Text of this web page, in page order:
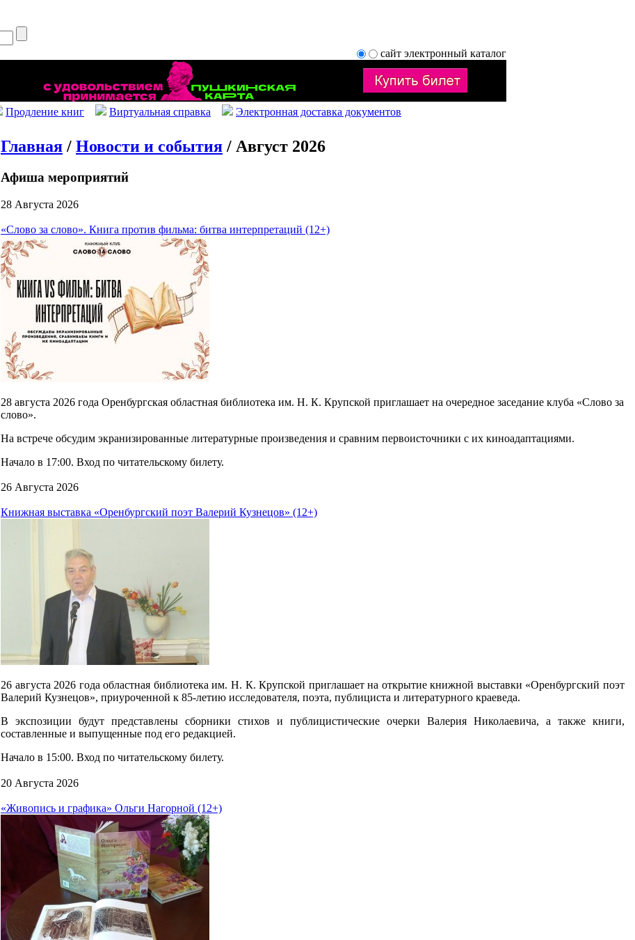
сайт электронный каталог
Продление книг Виртуальная справка Электронная доставка документов
Главная / Новости и события / Август 2026
Афиша мероприятий
28 Августа 2026
«Слово за слово». Книга против фильма: битва интерпретаций (12+)
28 августа 2026 года Оренбургская областная библиотека им. Н. К. Крупской приглашает на очередное заседание клуба «Слово за
слово».
На встрече обсудим экранизированные литературные произведения и сравним первоисточники с их киноадаптациями.
Начало в 17:00. Вход по читательскому билету.
26 Августа 2026
Книжная выставка «Оренбургский поэт Валерий Кузнецов» (12+)
26 августа 2026 года областная библиотека им. Н. К. Крупской приглашает на открытие книжной выставки «Оренбургский поэт
Валерий Кузнецов», приуроченной к 85-летию исследователя, поэта, публициста и литературного краеведа.
В экспозиции будут представлены сборники стихов и публицистические очерки Валерия Николаевича, а также книги,
составленные и выпущенные под его редакцией.
Начало в 15:00. Вход по читательскому билету.
20 Августа 2026
«Живопись и графика» Ольги Нагорной (12+)